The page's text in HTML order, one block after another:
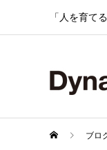
「人を育て
ブロ